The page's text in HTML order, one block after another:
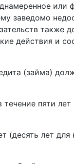
или
заведомо
также
действия и
(займа)
пяти лет
(десять лет для